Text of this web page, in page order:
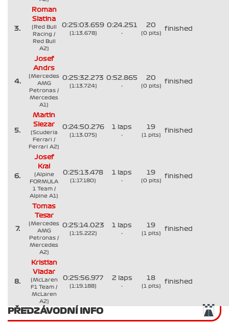
3.
Roman
Slatina
(Red Bull
Racing /
Red Bull
A2)
0:25:03.659
(1:13.678)
0:24.251
-
20
(0 pits)
finished
4.
Josef
Andrs
(Mercedes
AMG
Petronas /
Mercedes
A1)
0:25:32.273
(1:13.724)
0:52.865
-
20
(0 pits)
finished
5.
Martin
Slezar
(Scuderia
Ferrari /
Ferrari A2)
0:24:50.276
(1:13.075)
1 laps
-
19
(1 pits)
finished
6.
Josef
Kral
(Alpine
FORMULA
1 Team /
Alpine A1)
0:25:13.478
(1:17.180)
1 laps
-
19
(0 pits)
finished
7.
Tomas
Tesar
(Mercedes
AMG
Petronas /
Mercedes
A2)
0:25:14.023
(1:15.222)
1 laps
-
19
(1 pits)
finished
8.
Kristian
Vladar
(McLaren
F1 Team /
McLaren
A2)
0:25:56.977
(1:19.188)
2 laps
-
18
(1 pits)
finished
PŘEDZÁVODNÍ INFO